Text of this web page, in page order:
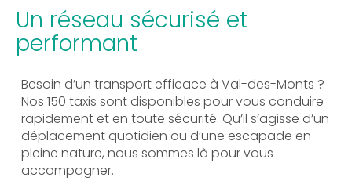
Un réseau sécurisé et
performant
Besoin d’un transport efficace à Val-des-Monts ?
Nos 150 taxis sont disponibles pour vous conduire
rapidement et en toute sécurité. Qu’il s’agisse d’un
déplacement quotidien ou d’une escapade en
pleine nature, nous sommes là pour vous
accompagner.